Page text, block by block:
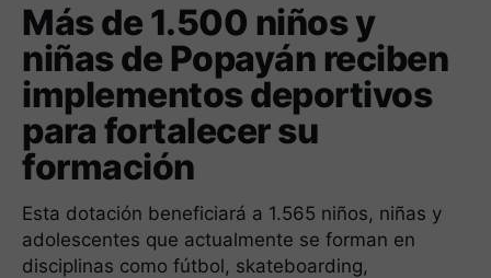
Más de 1.500 niños y
niñas de Popayán reciben
implementos deportivos
para fortalecer su
formación
Esta dotación beneficiará a 1.565 niños, niñas y
adolescentes que actualmente se forman en
disciplinas como fútbol, skateboarding,